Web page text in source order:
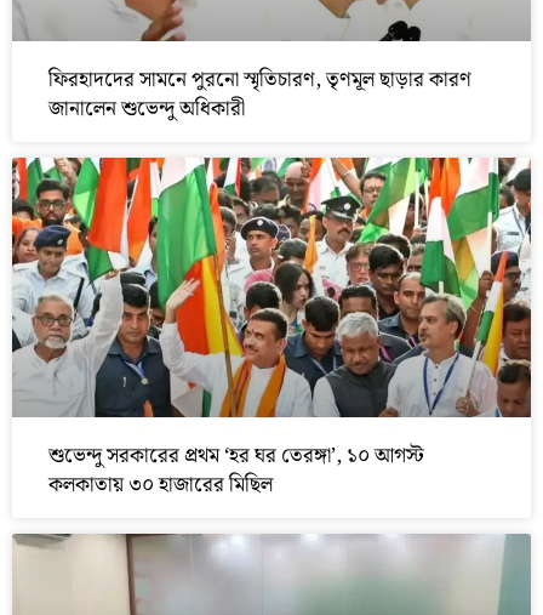
ফিরহাদদের সামনে পুরনো স্মৃতিচারণ, তৃণমূল ছাড়ার কারণ
জানালেন শুভেন্দু অধিকারী
শুভেন্দু সরকারের প্রথম ‘হর ঘর তেরঙ্গা’, ১০ আগস্ট
কলকাতায় ৩০ হাজারের মিছিল